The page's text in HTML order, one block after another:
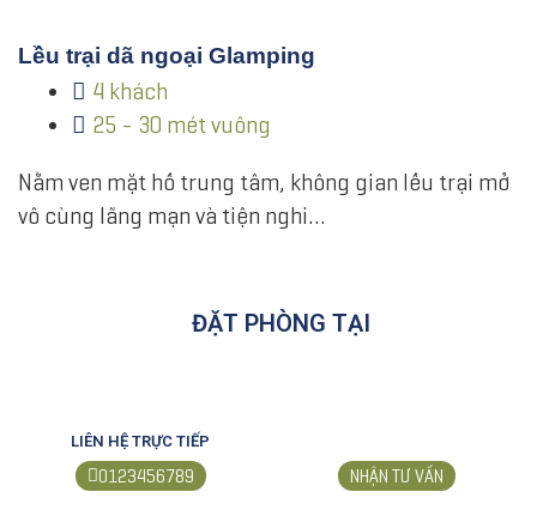
Lều trại dã ngoại Glamping
4 khách
25 - 30 mét vuông
Nằm ven mặt hồ trung tâm, không gian lều trại mở
vô cùng lãng mạn và tiện nghi…
ĐẶT PHÒNG TẠI
LIÊN HỆ TRỰC TIẾP
0123456789 NHẬN TƯ VẤN